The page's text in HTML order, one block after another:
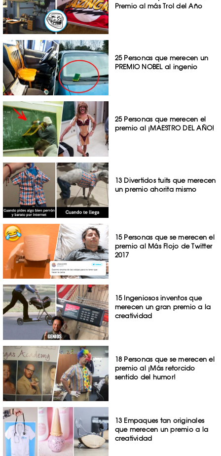
Premio al más Trol del Año
25 Personas que merecen un
PREMIO NOBEL al ingenio
25 Personas que merecen el
premio al ¡MAESTRO DEL AÑO!
13 Divertidos tuits que merecen
un premio ahorita mismo
15 Personas que se merecen el
premio al Más Flojo de Twitter
2017
15 Ingeniosos inventos que
merecen un gran premio a la
creatividad
18 Personas que se merecen el
premio al ¡Más retorcido
sentido del humor!
13 Empaques tan originales
que merecen un premio a la
creatividad